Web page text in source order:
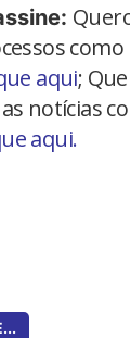
como
aqui;
notícias
aqui.